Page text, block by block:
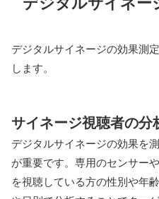
デジタルサイネージの効果測
します。
サイネージ視聴者の分
デジタルサイネージの効果を
が重要です。専用のセンサー
を視聴している方の性別や年